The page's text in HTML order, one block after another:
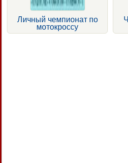
Личный чемпионат по
мотокроссу